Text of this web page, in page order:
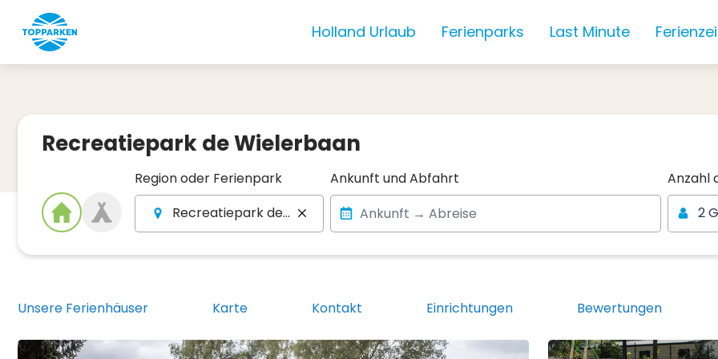
Holland Urlaub Ferienparks Last Minute
Recreatiepark de Wielerbaan
Region oder Ferienpark
Recreatiepark de Wielerbaan
Ankunft und Abfahrt Anzahl
Anzahl
2
Unsere Ferienhäuser Karte Kontakt Einrichtungen Bewertungen